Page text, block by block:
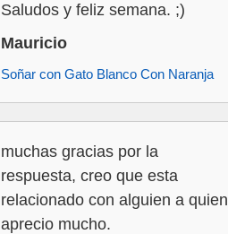
Saludos y feliz semana. ;)
Mauricio
Soñar con Gato Blanco Con Naranja
muchas gracias por la
respuesta, creo que esta
relacionado con alguien a quien
aprecio mucho.